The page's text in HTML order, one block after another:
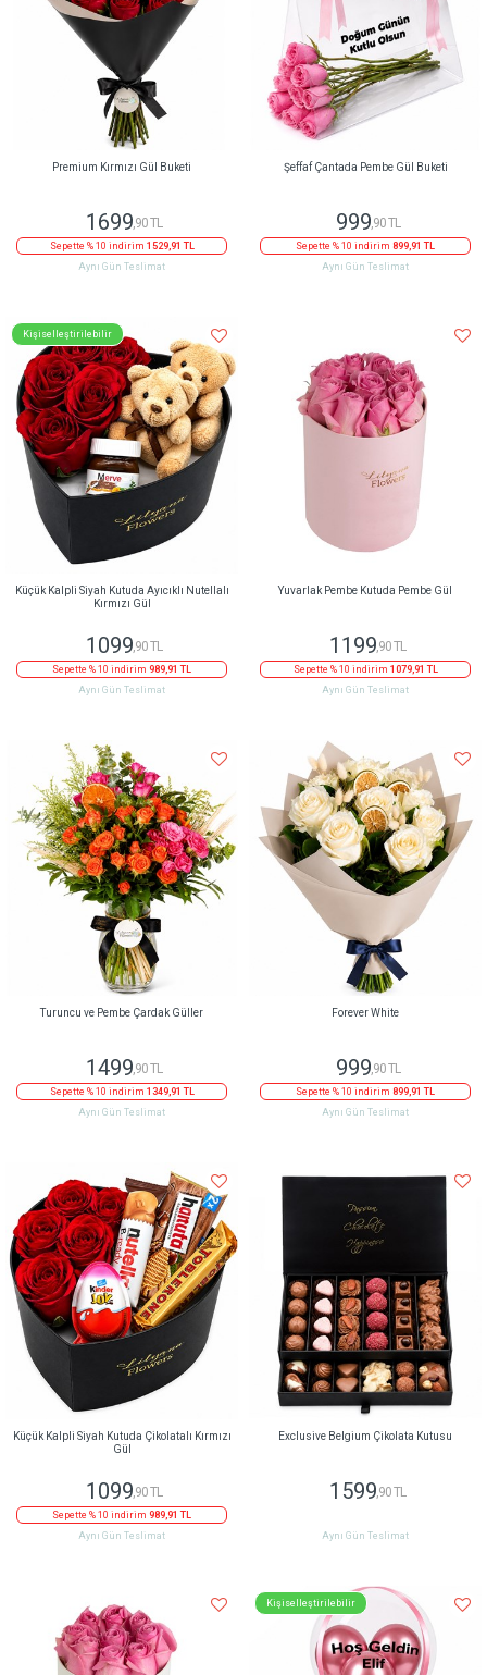
Premium Kırmızı Gül Buketi
1699,90 TL
Sepette % 10 indirim 1529,91 TL
Aynı Gün Teslimat
Şeffaf Çantada Pembe Gül Buketi
999,90 TL
Sepette % 10 indirim 899,91 TL
Aynı Gün Teslimat
Kişiselleştirilebilir
Küçük Kalpli Siyah Kutuda Ayıcıklı Nutellalı
Kırmızı Gül
1099 ,90 TL
Sepette % 10 indirim 989,91 TL
Aynı Gün Teslimat
Yuvarlak Pembe Kutuda Pembe Gül
1199 ,90 TL
Sepette % 10 indirim 1079,91 TL
Aynı Gün Teslimat
Turuncu ve Pembe Çardak Güller
1499,90 TL
Sepette % 10 indirim 1349,91 TL
Aynı Gün Teslimat
Forever White
999,90 TL
Sepette % 10 indirim 899,91 TL
Aynı Gün Teslimat
Küçük Kalpli Siyah Kutuda Çikolatalı Kırmızı
Gül
1099 ,90 TL
Sepette % 10 indirim 989,91 TL
Aynı Gün Teslimat
Exclusive Belgium Çikolata Kutusu
1599 ,90 TL
Aynı Gün Teslimat
Kişiselleştirilebilir